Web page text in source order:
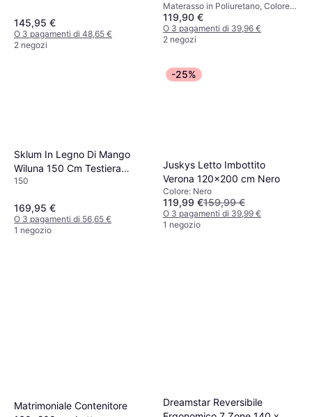
145,95 €
O 3 pagamenti di 48,65 €
2 negozi
Materasso in Poliuretano
Materasso in Poliuretano, Colore:
Bianco, Viola
119,90 €
O 3 pagamenti di 39,96 €
2 negozi
Sklum In Legno Di Mango
Wiluna 150 Cm Testiera
150cm
150
169,95 €
O 3 pagamenti di 56,65 €
1 negozio
-25%
Juskys Letto Imbottito
Verona 120x200 cm Nero
Colore: Nero
119,99 €159,99 €
O 3 pagamenti di 39,99 €
1 negozio
Matrimoniale Contenitore
Dreamstar Reversibile